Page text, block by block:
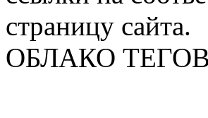
страницу сайта.
ОБЛАКО ТЕГОВ